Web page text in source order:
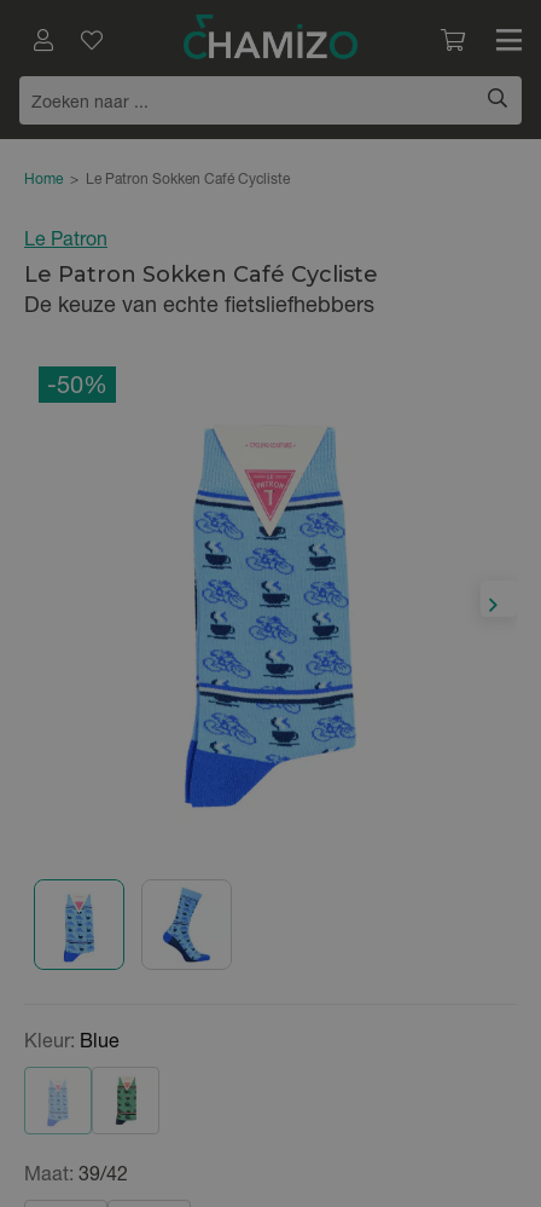
Home > Le Patron Sokken Café Cycliste
Le Patron
Le Patron Sokken Café Cycliste
De keuze van echte fietsliefhebbers
-50%
Kleur: Blue
Maat: 39/42